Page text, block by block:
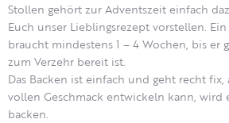
Stollen gehört zur Adventszeit einfach
Euch unser Lieblingsrezept vorstellen.
braucht mindestens 1 – 4 Wochen, bis er
zum Verzehr bereit ist.
Das Backen ist einfach und geht recht
vollen Geschmack entwickeln kann, wird
backen.